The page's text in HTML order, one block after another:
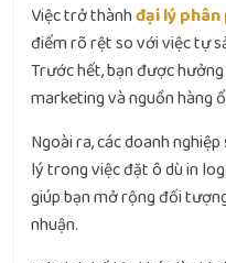
Việc trở thànhđại lý
điểm rõ rệt so với việc tự
Trước hết, bạn được
marketing và nguồn hàng
Ngoài ra, các doanh
lý trong việc đặt ô dù in
giúp bạn mở rộng đối
nhuận.